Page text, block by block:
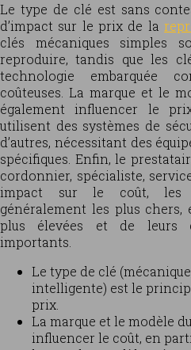
Le type de clé est sans
d’impact sur le prix de la
clés mécaniques simples
reproduire, tandis que les
technologie embarquée
coûteuses. La marque et le
également influencer le
utilisent des systèmes de
d’autres, nécessitant des
spécifiques. Enfin, le
cordonnier, spécialiste,
impact sur le coût, les
généralement les plus
plus élevées et de leurs
importants.
Le type de clé
intelligente) est le
prix.
La marque et le modèle
influencer le coût, en